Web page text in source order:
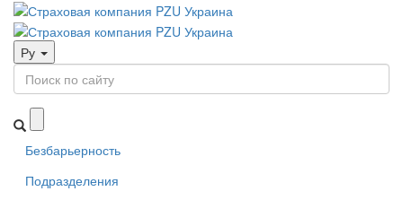
Ру
Безбарьерность
Подразделения